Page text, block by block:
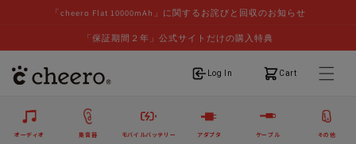
「cheero Flat 10000mAh」に関するお詫びと回収のお知らせ
「保証期間２年」公式サイトだけの購入特典
Log In
ログイン Cart
カート
オーディオ 集音器 モバイルバッテリー アダプタ ケーブル その他